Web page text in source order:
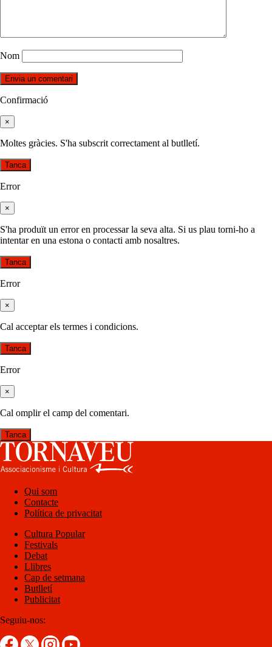
Nom
Confirmació
×
Moltes gràcies. S'ha subscrit correctament al butlletí.
Tanca
Error
×
S'ha produït un error en processar la seva alta. Si us plau torni-ho a
intentar en una estona o contacti amb nosaltres.
Tanca
Error
×
Cal acceptar els termes i condicions.
Tanca
Error
×
Cal omplir el camp del comentari.
Tanca
Qui som
Contacte
Política de privacitat
Cultura Popular
Festivals
Debat
Llibres
Cap de setmana
Butlletí
Publicitat
Seguiu-nos: